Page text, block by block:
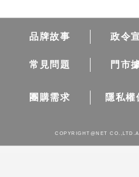
品牌故事 政令
常見問題 門市
團購需求 隱私權
COPYRIGHT@NET